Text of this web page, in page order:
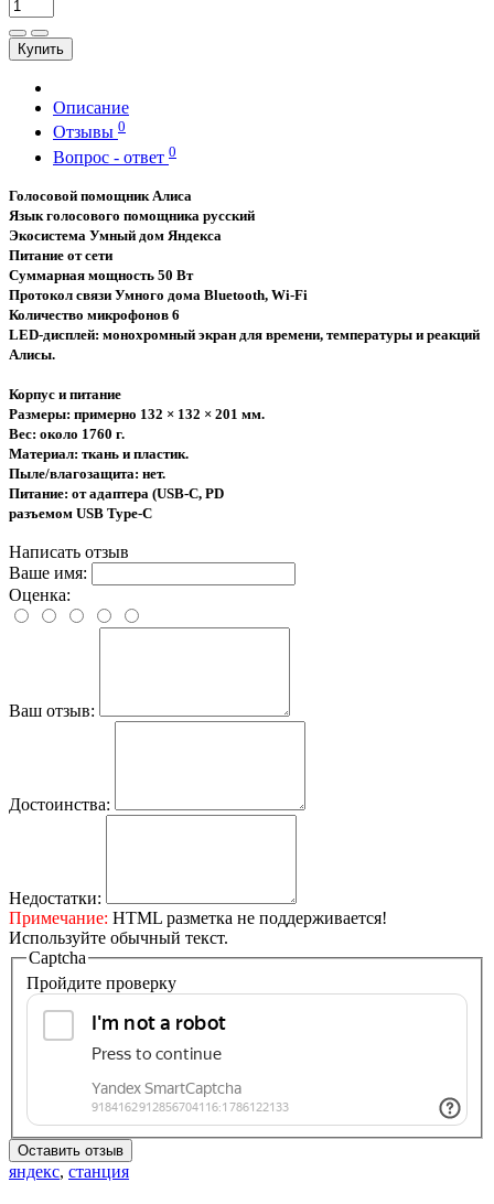
Купить
Описание
Отзывы 0
Вопрос - ответ 0
Голосовой помощник Алиса
Язык голосового помощника русский
Экосистема Умный дом Яндекса
Питание от сети
Суммарная мощность 50 Вт
Протокол связи Умного дома Bluetooth, Wi-Fi
Количество микрофонов 6
LED-дисплей: монохромный экран для времени, температуры и реакций
Алисы.
Корпус и питание
Размеры: примерно 132 × 132 × 201 мм.
Вес: около 1760 г.
Материал: ткань и пластик.
Пыле/влагозащита: нет.
Питание: от адаптера (USB-C, PD
разъемом USB Type-C
Написать отзыв
Ваше имя:
Оценка:
Ваш отзыв:
Достоинства:
Недостатки:
Примечание: HTML разметка не поддерживается!
Используйте обычный текст.
Captcha
Пройдите проверку
Оставить отзыв
яндекс, станция